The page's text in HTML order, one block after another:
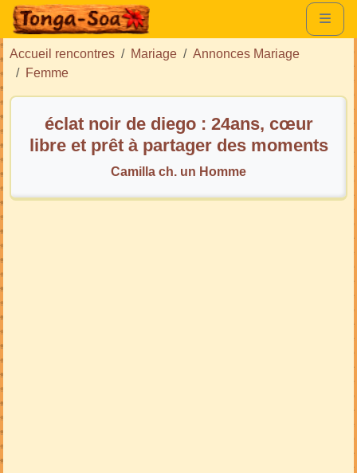
Accueil rencontres Mariage
Annonces Mariage
Femme
éclat noir de diego : 24ans, cœur
libre et prêt à partager des moments
sincères.*
Camilla ch. un Homme